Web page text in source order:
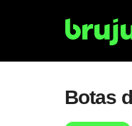
Botas